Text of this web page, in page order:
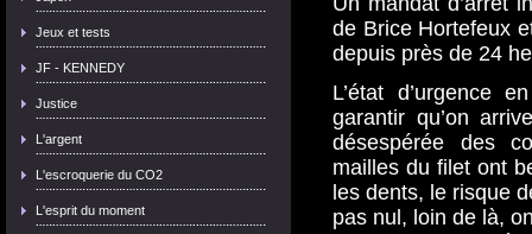
Jeux et tests
JF - KENNEDY
Justice
L'argent
L'escroquerie du CO2
L'esprit du moment
de Brice Hortefeux
depuis près de 24
L’état d’urgence
garantir qu’on
désespérée des
mailles du filet ont
les dents, le risque
pas nul, loin de là,